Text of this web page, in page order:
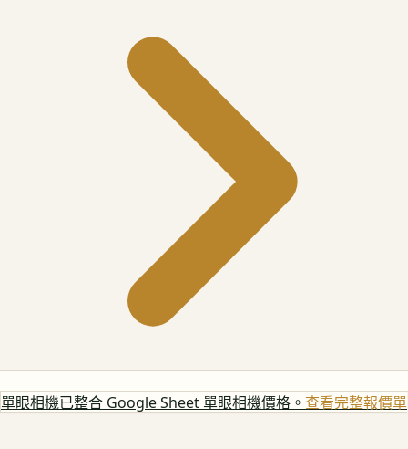
單眼相機已整合 Google Sheet 單眼相機價格。 查看完整報價單